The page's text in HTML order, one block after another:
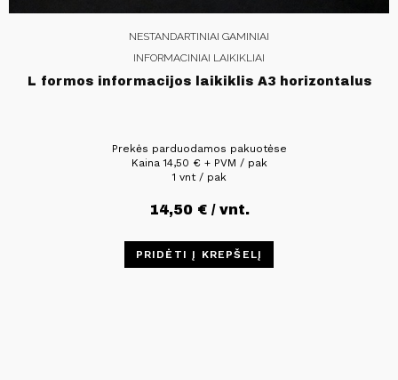
NESTANDARTINIAI GAMINIAI
INFORMACINIAI LAIKIKLIAI
L formos informacijos laikiklis A3 horizontalus
Prekės parduodamos pakuotėse
Kaina14,50 €+ PVM / pak
1 vnt / pak
14,50 €/ vnt.
PRIDĖTI Į KREPŠELĮ